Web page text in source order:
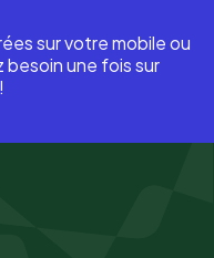
sur votre mobile ou
une fois sur